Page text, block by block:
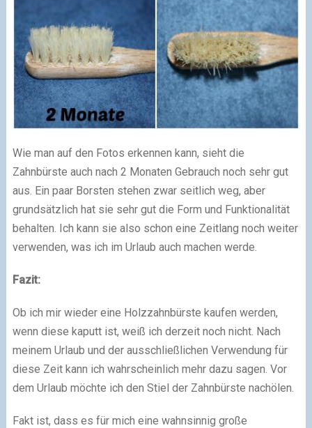
Wie man auf den Fotos erkennen kann, sieht die
Zahnbürste auch nach 2 Monaten Gebrauch noch sehr gut
aus. Ein paar Borsten stehen zwar seitlich weg, aber
grundsätzlich hat sie sehr gut die Form und Funktionalität
behalten. Ich kann sie also schon eine Zeitlang noch weiter
verwenden, was ich im Urlaub auch machen werde.
Fazit:
Ob ich mir wieder eine Holzzahnbürste kaufen werden,
wenn diese kaputt ist, weiß ich derzeit noch nicht. Nach
meinem Urlaub und der ausschließlichen Verwendung für
diese Zeit kann ich wahrscheinlich mehr dazu sagen. Vor
dem Urlaub möchte ich den Stiel der Zahnbürste nachölen.
Fakt ist, dass es für mich eine wahnsinnig große